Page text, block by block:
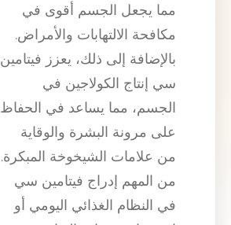
مما يجعل الجسم أقوى في
مكافحة الالتهابات والأمراض.
بالإضافة إلى ذلك، يعزز فيتامين
سي إنتاج الكولاجين في
الجسم، مما يساعد في الحفاظ
على مرونة البشرة والوقاية
من علامات الشيخوخة المبكرة.
من المهم إدراج فيتامين سي
في النظام الغذائي اليومي أو